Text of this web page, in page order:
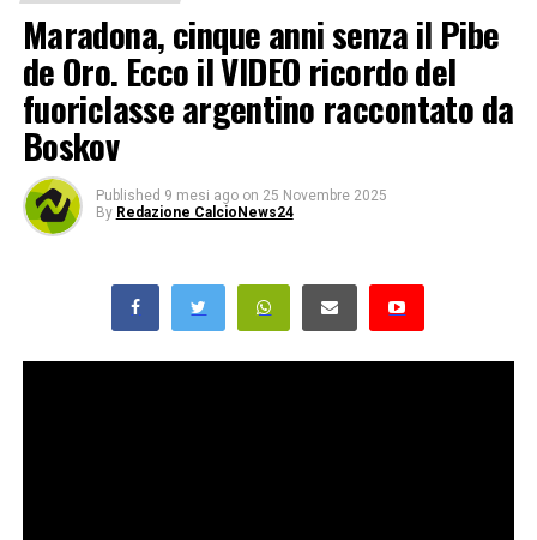
Maradona, cinque anni senza il Pibe
de Oro. Ecco il VIDEO ricordo del
fuoriclasse argentino raccontato da
Boskov
Published 9 mesi ago on 25 Novembre 2025
By Redazione CalcioNews24